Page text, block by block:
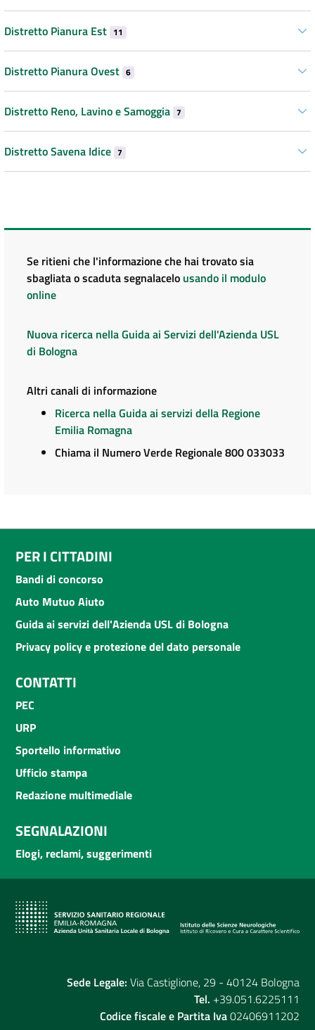
Distretto Pianura Est 11
Distretto Pianura Ovest 6
Distretto Reno, Lavino e Samoggia 7
Distretto Savena Idice 7
Se ritieni che l'informazione che hai trovato sia
sbagliata o scaduta segnalacelo usando il modulo
online
Nuova ricerca nella Guida ai Servizi dell'Azienda USL
di Bologna
Altri canali di informazione
Ricerca nella Guida ai servizi della Regione
Emilia Romagna
Chiama il Numero Verde Regionale 800 033033
PER I CITTADINI
Bandi di concorso
Auto Mutuo Aiuto
Guida ai servizi dell'Azienda USL di Bologna
Privacy policy e protezione del dato personale
CONTATTI
PEC
URP
Sportello informativo
Ufficio stampa
Redazione multimediale
SEGNALAZIONI
Elogi, reclami, suggerimenti
Sede Legale: Via Castiglione, 29 - 40124 Bologna
Tel. +39.051.6225111
Codice fiscale e Partita Iva02406911202